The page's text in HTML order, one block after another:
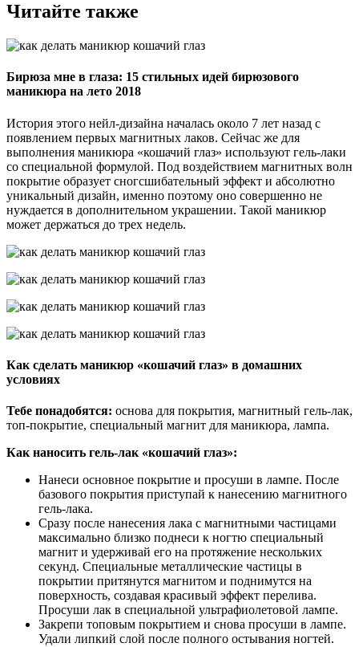
Читайте также
Бирюза мне в глаза: 15 стильных идей бирюзового
маникюра на лето 2018
История этого нейл-дизайна началась около 7 лет назад с
появлением первых магнитных лаков. Сейчас же для
выполнения маникюра «кошачий глаз» используют гель-лаки
со специальной формулой. Под воздействием магнитных волн
покрытие образует сногсшибательный эффект и абсолютно
уникальный дизайн, именно поэтому оно совершенно не
нуждается в дополнительном украшении. Такой маникюр
может держаться до трех недель.
Как сделать маникюр «кошачий глаз» в домашних
условиях
Тебе понадобятся: основа для покрытия, магнитный гель-лак,
топ-покрытие, специальный магнит для маникюра, лампа.
Как наносить гель-лак «кошачий глаз»:
Нанеси основное покрытие и просуши в лампе. После
базового покрытия приступай к нанесению магнитного
гель-лака.
Сразу после нанесения лака с магнитными частицами
максимально близко поднеси к ногтю специальный
магнит и удерживай его на протяжение нескольких
секунд. Специальные металлические частицы в
покрытии притянутся магнитом и поднимутся на
поверхность, создавая красивый эффект перелива.
Просуши лак в специальной ультрафиолетовой лампе.
Закрепи топовым покрытием и снова просуши в лампе.
Удали липкий слой после полного остывания ногтей.